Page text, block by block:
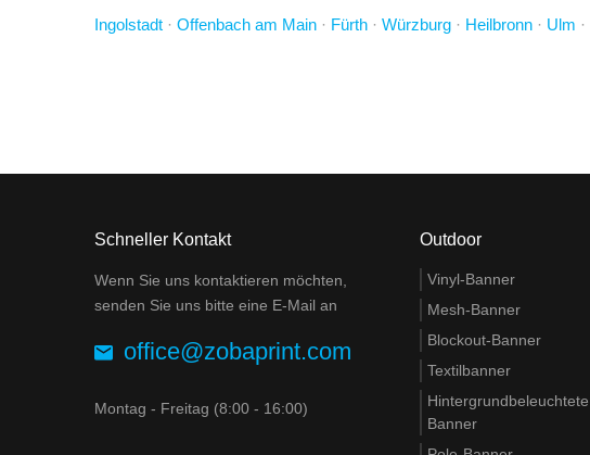
Ingolstadt · Offenbach am Main · Fürth · Würzburg · Heilbronn · Ulm ·
Schneller Kontakt
Wenn Sie uns kontaktieren möchten,
senden Sie uns bitte eine E-Mail an
office@zobaprint.com
Montag - Freitag (8:00 - 16:00)
Outdoor
Vinyl-Banner
Mesh-Banner
Blockout-Banner
Textilbanner
Hintergrundbeleuchtete
Banner